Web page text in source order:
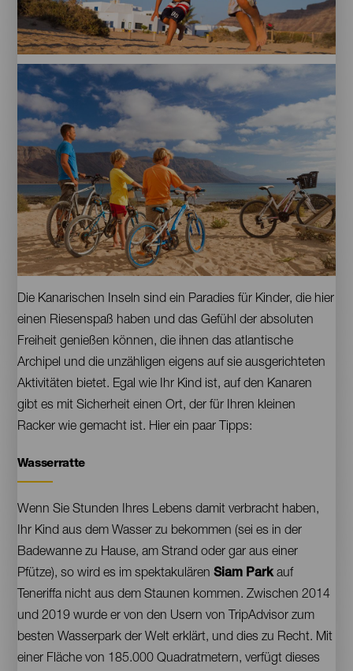
La
Graciosa
Fahrradausflug
Contenido
Die Kanarischen Inseln sind ein Paradies für Kinder, die hier
einen Riesenspaß haben und das Gefühl der absoluten
Freiheit genießen können, die ihnen das atlantische
Archipel und die unzähligen eigens auf sie ausgerichteten
Aktivitäten bietet. Egal wie Ihr Kind ist, auf den Kanaren
gibt es mit Sicherheit einen Ort, der für Ihren kleinen
Racker wie gemacht ist. Hier ein paar Tipps:
Contenido
Wasserratte
Wenn Sie Stunden Ihres Lebens damit verbracht haben,
Ihr Kind aus dem Wasser zu bekommen (sei es in der
Badewanne zu Hause, am Strand oder gar aus einer
Pfütze), so wird es im spektakulärenSiam Parkauf
Teneriffa nicht aus dem Staunen kommen. Zwischen 2014
und 2019 wurde er von den Usern von TripAdvisor zum
besten Wasserpark der Welt erklärt, und dies zu Recht. Mit
einer Fläche von 185.000 Quadratmetern, verfügt dieses